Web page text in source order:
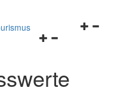
Navigationsmenü
schließen